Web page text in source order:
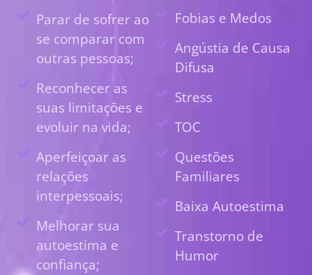
Parar de sofrer ao
se comparar com
outras pessoas;
Reconhecer as
suas limitações e
evoluir na vida;
Aperfeiçoar as
relações
interpessoais;
Melhorar sua
autoestima e
confiança;
Fobias e Medos
Angústia de Causa
Difusa
Stress
TOC
Questões
Familiares
Baixa Autoestima
Transtorno de
Humor